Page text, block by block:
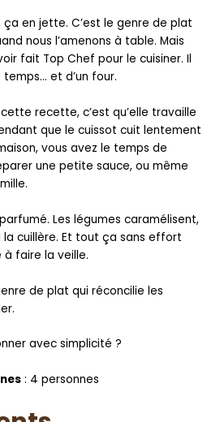
ça en jette. C’est le genre de plat
nous l’amenons à table. Mais
fait Top Chef pour le cuisiner. Il
et d’un four.
recette, c’est qu’elle travaille
que le cuissot cuit lentement
vous avez le temps de
une petite sauce, ou même
Les légumes caramélisent,
cuillère. Et tout ça sans effort
à faire la veille.
de plat qui réconcilie les
avec simplicité ?
: 4 personnes